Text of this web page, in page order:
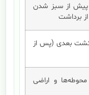
پیش از سبز شدن
برداشت
کشت بعدی (پس از
و اراضی